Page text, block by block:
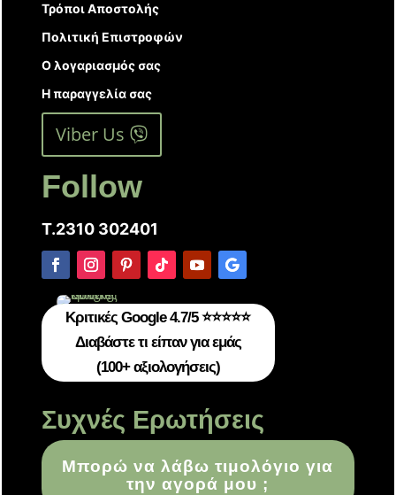
Τρόποι Αποστολής
Πολιτική Επιστροφών
Ο λογαριασμός σας
Η παραγγελία σας
Viber Us
Follow
T.2310 302401
Κριτικές Google 4.7/5 ⭐⭐⭐⭐⭐
Διαβάστε τι είπαν για εμάς
(100+ αξιολογήσεις)
Συχνές Ερωτήσεις
Μπορώ να λάβω τιμολόγιο για
την αγορά μου ;